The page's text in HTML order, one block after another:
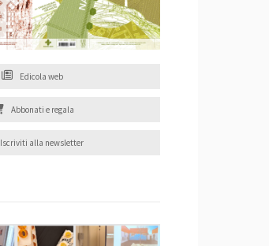
Edicola web
Abbonati e regala
Iscriviti alla newsletter